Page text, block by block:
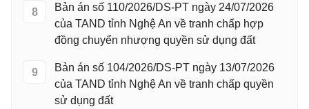
8
Bản án số 110/2026/DS-PT ngày 24/07/2026
của TAND tỉnh Nghệ An về tranh chấp hợp
đồng chuyển nhượng quyền sử dụng đất
9
Bản án số 104/2026/DS-PT ngày 13/07/2026
của TAND tỉnh Nghệ An về tranh chấp quyền
sử dụng đất